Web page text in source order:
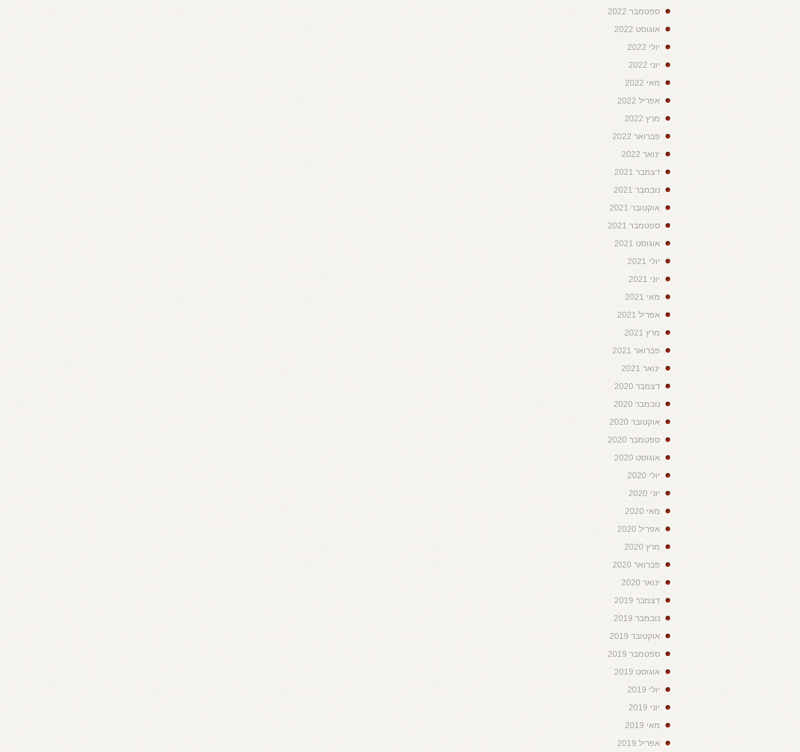
ספטמבר 2022
אוגוסט 2022
יולי 2022
יוני 2022
מאי 2022
אפריל 2022
מרץ 2022
פברואר 2022
ינואר 2022
דצמבר 2021
נובמבר 2021
אוקטובר 2021
ספטמבר 2021
אוגוסט 2021
יולי 2021
יוני 2021
מאי 2021
אפריל 2021
מרץ 2021
פברואר 2021
ינואר 2021
דצמבר 2020
נובמבר 2020
אוקטובר 2020
ספטמבר 2020
אוגוסט 2020
יולי 2020
יוני 2020
מאי 2020
אפריל 2020
מרץ 2020
פברואר 2020
ינואר 2020
דצמבר 2019
נובמבר 2019
אוקטובר 2019
ספטמבר 2019
אוגוסט 2019
יולי 2019
יוני 2019
מאי 2019
אפריל 2019